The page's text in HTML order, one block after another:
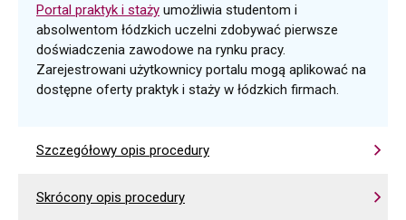
Portal praktyk i staży umożliwia studentom i
absolwentom łódzkich uczelni zdobywać pierwsze
doświadczenia zawodowe na rynku pracy.
Zarejestrowani użytkownicy portalu mogą aplikować na
dostępne oferty praktyk i staży w łódzkich firmach.
Szczegółowy opis procedury
Skrócony opis procedury